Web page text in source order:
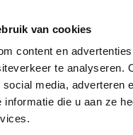
van cookies
content en
te analyseren.
media, adverteren
informatie die u aan ze